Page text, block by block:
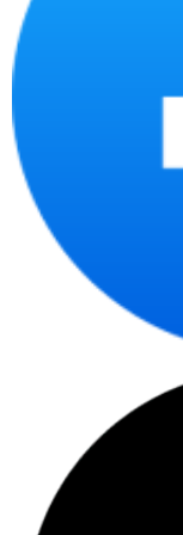
suốt cả ngày làm
mắt, giúp bạn duy trì
Bên cạnh đó, laptop
SSD 512GB, tạo nên
nhanh chóng cho
mạnh mẽ và đa nhiệm.
2.5. Bộ vi xử lý
Nhằm đem đến hiệu
P14s G3
và 12 luồng, đạt
laptop này còn đi
tạo nên một hiệu
cho người dùng khi
nhiệm.